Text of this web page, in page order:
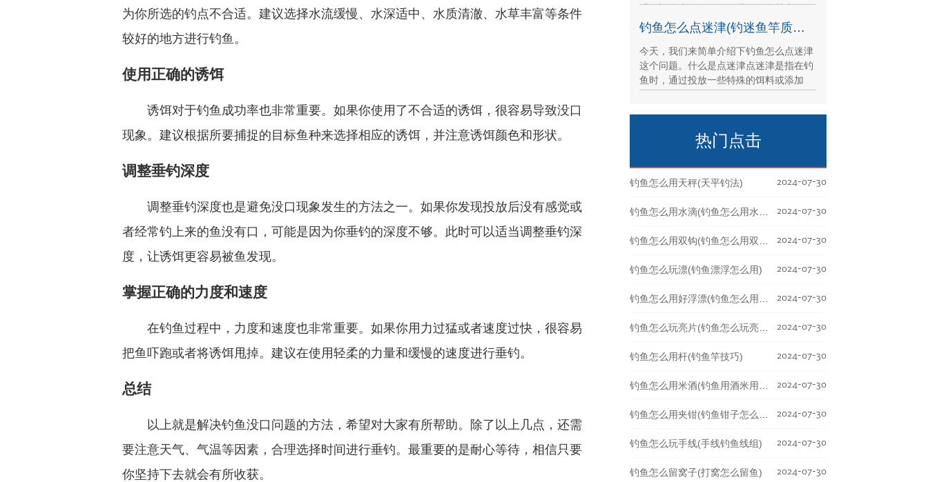
为你所选的钓点不合适。建议选择水流缓慢、水深适中、水质清澈、水草丰富等条件
较好的地方进行钓鱼。
使用正确的诱饵
诱饵对于钓鱼成功率也非常重要。如果你使用了不合适的诱饵，很容易导致没口
现象。建议根据所要捕捉的目标鱼种来选择相应的诱饵，并注意诱饵颜色和形状。
调整垂钓深度
调整垂钓深度也是避免没口现象发生的方法之一。如果你发现投放后没有感觉或
者经常钓上来的鱼没有口，可能是因为你垂钓的深度不够。此时可以适当调整垂钓深
度，让诱饵更容易被鱼发现。
掌握正确的力度和速度
在钓鱼过程中，力度和速度也非常重要。如果你用力过猛或者速度过快，很容易
把鱼吓跑或者将诱饵甩掉。建议在使用轻柔的力量和缓慢的速度进行垂钓。
总结
以上就是解决钓鱼没口问题的方法，希望对大家有所帮助。除了以上几点，还需
要注意天气、气温等因素，合理选择时间进行垂钓。最重要的是耐心等待，相信只要
你坚持下去就会有所收获。
受欢迎的户外活动，而爆箱则是其中一个
热门的技巧。如果
钓鱼怎么点迷津(钓迷鱼竿质量怎么样)
今天，我们来简单介绍下钓鱼怎么点迷津
这个问题。什么是点迷津点迷津是指在钓
鱼时，通过投放一些特殊的饵料或添加
剂，吸引鱼儿靠近钓位，增加捕获率的一
热门点击
2024-07-30
钓鱼怎么用天秤(天平钓法)
2024-07-30
钓鱼怎么用水滴(钓鱼怎么用水滴轮钓鱼)
2024-07-30
钓鱼怎么用双钩(钓鱼怎么用双钩钓鱼)
2024-07-30
钓鱼怎么玩漂(钓鱼漂浮怎么用)
2024-07-30
钓鱼怎么用好浮漂(钓鱼怎么用好浮漂呢)
2024-07-30
钓鱼怎么玩亮片(钓鱼怎么玩亮片视频教程)
2024-07-30
钓鱼怎么用杆(钓鱼竿技巧)
2024-07-30
钓鱼怎么用米酒(钓鱼用酒米用米酒可以吗)
2024-07-30
钓鱼怎么用夹钳(钓鱼钳子怎么用)
2024-07-30
钓鱼怎么玩手线(手线钓鱼线组)
2024-07-30
钓鱼怎么留窝子(打窝怎么留鱼)